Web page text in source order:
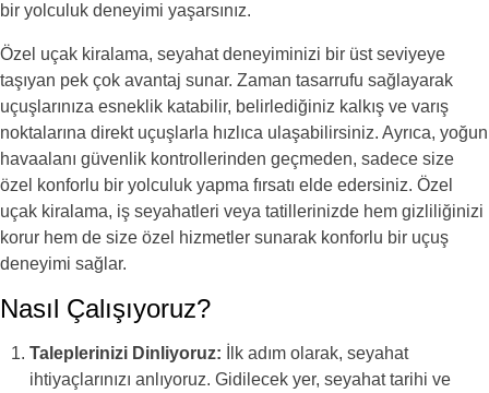
bir yolculuk deneyimi yaşarsınız.
Özel uçak kiralama, seyahat deneyiminizi bir üst seviyeye
taşıyan pek çok avantaj sunar. Zaman tasarrufu sağlayarak
uçuşlarınıza esneklik katabilir, belirlediğiniz kalkış ve varış
noktalarına direkt uçuşlarla hızlıca ulaşabilirsiniz. Ayrıca, yoğun
havaalanı güvenlik kontrollerinden geçmeden, sadece size
özel konforlu bir yolculuk yapma fırsatı elde edersiniz. Özel
uçak kiralama, iş seyahatleri veya tatillerinizde hem gizliliğinizi
korur hem de size özel hizmetler sunarak konforlu bir uçuş
deneyimi sağlar.
Nasıl Çalışıyoruz?
Taleplerinizi Dinliyoruz: İlk adım olarak, seyahat
ihtiyaçlarınızı anlıyoruz. Gidilecek yer, seyahat tarihi ve